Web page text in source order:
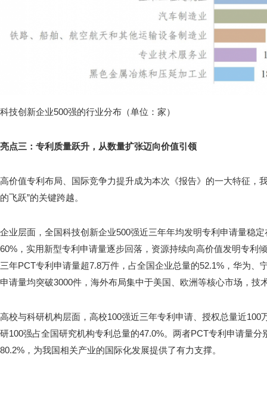
科技创新企业500强的行业分布（单位：家）
亮点三：专利质量跃升，从数量扩张迈向价值引领
高价值专利布局、国际竞争力提升成为本次《报告》的一大特征，
的飞跃”的关键跨越。
企业层面，全国科技创新企业500强近三年年均发明专利申请量稳
60%，实用新型专利申请量逐步回落，资源持续向高价值发明专利
三年PCT专利申请量超7.8万件，占全国企业总量的52.1%，华为、
申请量均突破3000件，海外布局集中于美国、欧洲等核心市场，技
高校与科研机构层面，高校100强近三年专利申请、授权总量近100
研100强占全国研究机构专利总量的47.0%。两者PCT专利申请量
80.2%，为我国相关产业的国际化发展提供了有力支撑。